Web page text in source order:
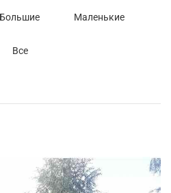
Большие Маленькие
Все